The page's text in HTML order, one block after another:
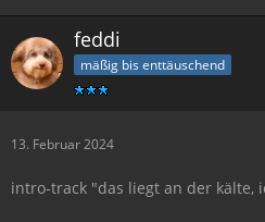
feddi
mäßig bis enttäuschend
13. Februar 2024
intro-track "das liegt an der kälte,